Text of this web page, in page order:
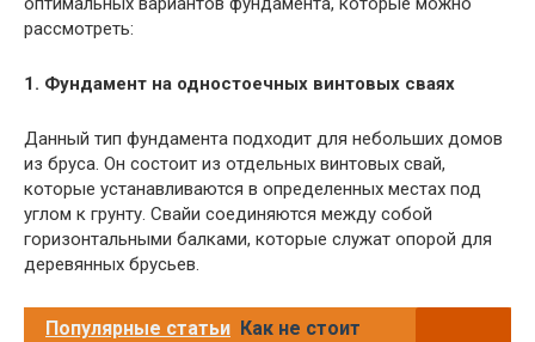
рассмотреть:
1. Фундамент на одностоечных винтовых сваях
Данный тип фундамента подходит для небольших домов
из бруса. Он состоит из отдельных винтовых свай,
которые устанавливаются в определенных местах под
углом к грунту. Свайи соединяются между собой
горизонтальными балками, которые служат опорой для
деревянных брусьев.
Популярные статьи Как не стоит